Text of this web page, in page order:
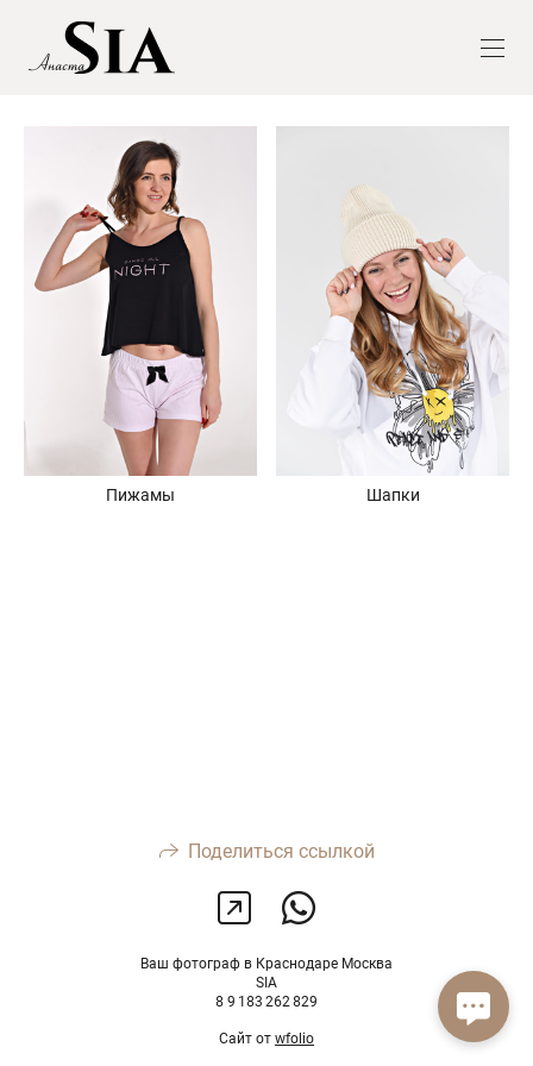
Пижамы Шапки
Поделиться ссылкой
Ваш фотограф в Краснодаре Москва
SIA
8 9 183 262 829
Сайт от wfolio